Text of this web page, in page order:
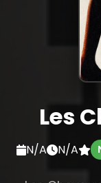
Les
N/A N/A